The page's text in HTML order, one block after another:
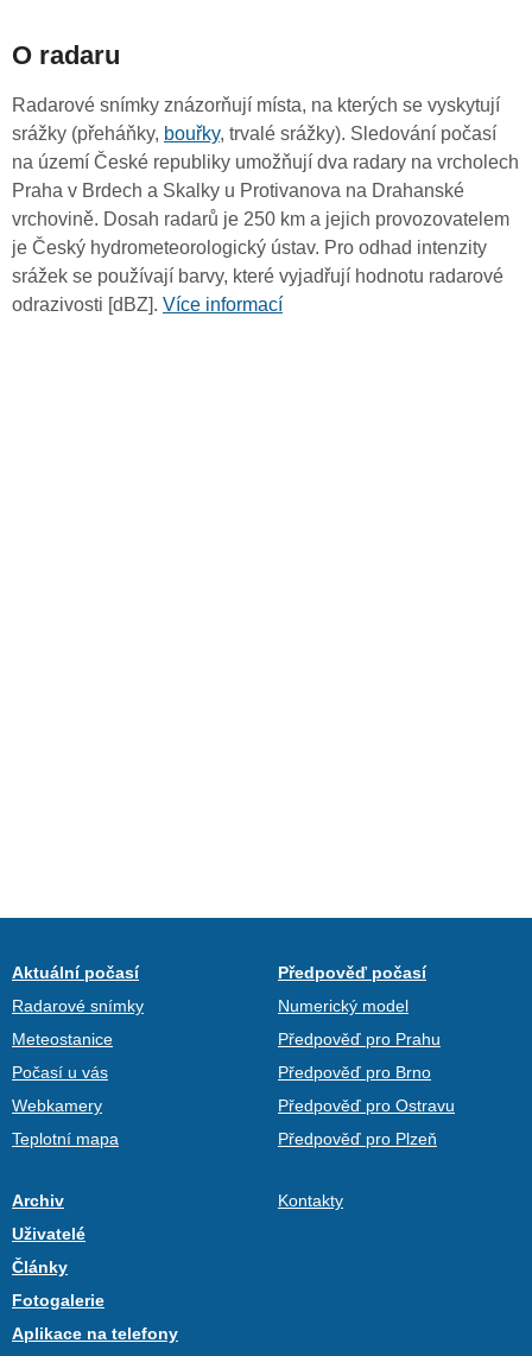
O radaru
Radarové snímky znázorňují místa, na kterých se vyskytují
srážky (přeháňky, bouřky, trvalé srážky). Sledování počasí
na území České republiky umožňují dva radary na vrcholech
Praha v Brdech a Skalky u Protivanova na Drahanské
vrchovině. Dosah radarů je 250 km a jejich provozovatelem
je Český hydrometeorologický ústav. Pro odhad intenzity
srážek se používají barvy, které vyjadřují hodnotu radarové
odrazivosti [dBZ]. Více informací
Aktuální počasí
Radarové snímky
Meteostanice
Počasí u vás
Webkamery
Teplotní mapa
Předpověď počasí
Numerický model
Předpověď pro Prahu
Předpověď pro Brno
Předpověď pro Ostravu
Předpověď pro Plzeň
Archiv
Uživatelé
Články
Fotogalerie
Aplikace na telefony
Kontakty